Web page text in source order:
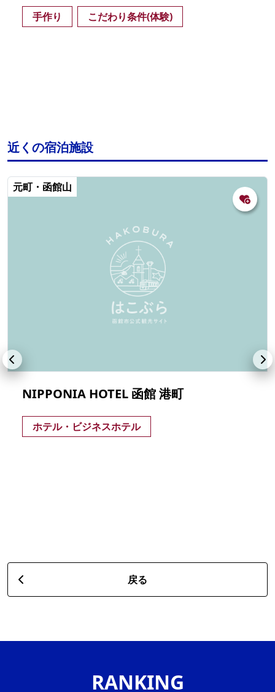
手作り こだわり条件(体験)
近くの宿泊施設
元町・函館山
NIPPONIA HOTEL 函館 港町
ホテル・ビジネスホテル
戻る